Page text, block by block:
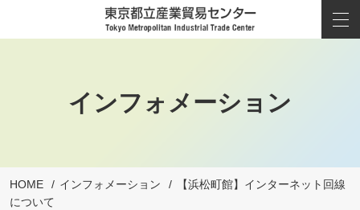
インフォメーション
HOME インフォメーション
【浜松町館】インターネット回線
について